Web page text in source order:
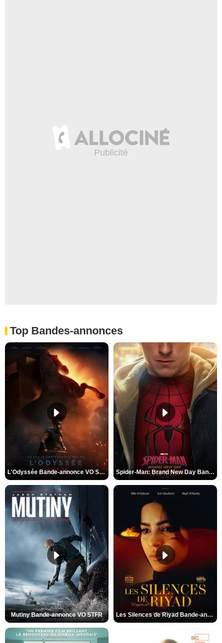
Top Bandes-annonces
L'Odyssée Bande-annonce VO STFR Spider-Man: Brand New Day Bande-annonce VO STFR
Mutiny Bande-annonce VO STFR Les Silences de Riyad Bande-annonce VO STFR